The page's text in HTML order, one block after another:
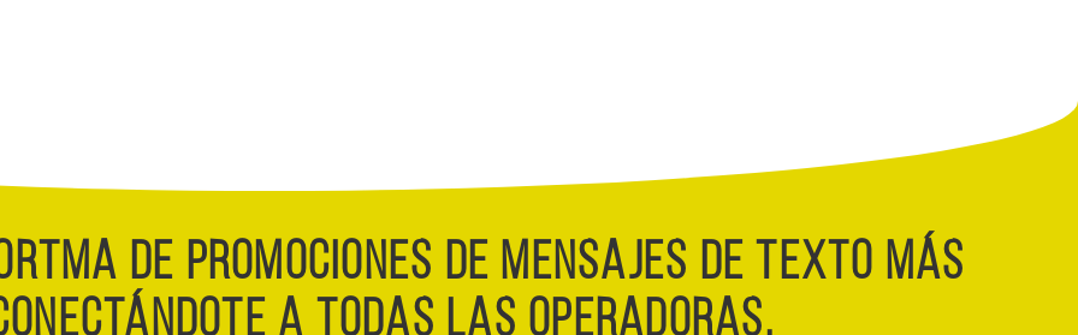
DE PROMOCIONES DE MENSAJES DE TEXTO MÁS
A TODAS LAS OPERADORAS.